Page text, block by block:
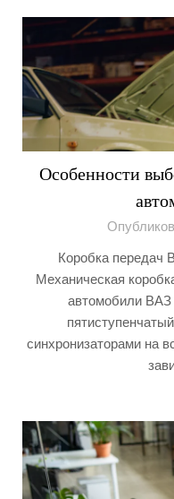
Особенности
Коробка передач
Механическая
автомобили ВАЗ
синхронизаторами на